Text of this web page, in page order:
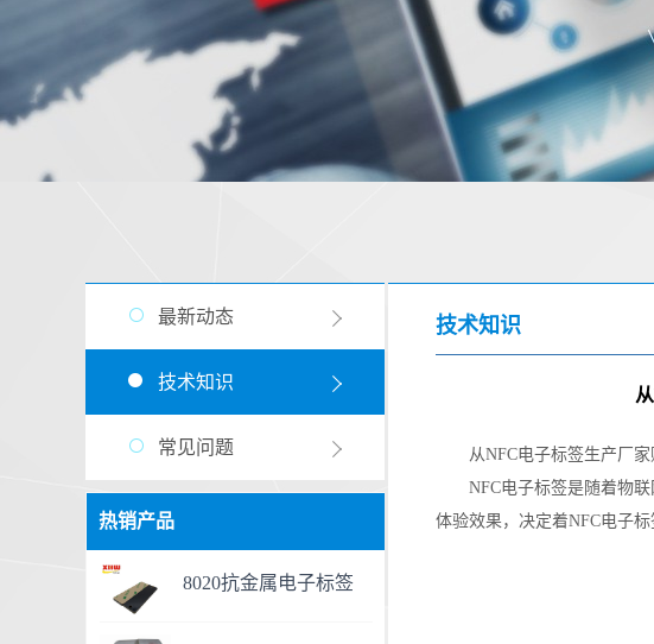
最新动态
技术知识
常见问题
热销产品
8020抗金属电子标签
技术知识
从NFC电子标签生产厂
NFC电子标签是随着物
体验效果，决定着NFC电子